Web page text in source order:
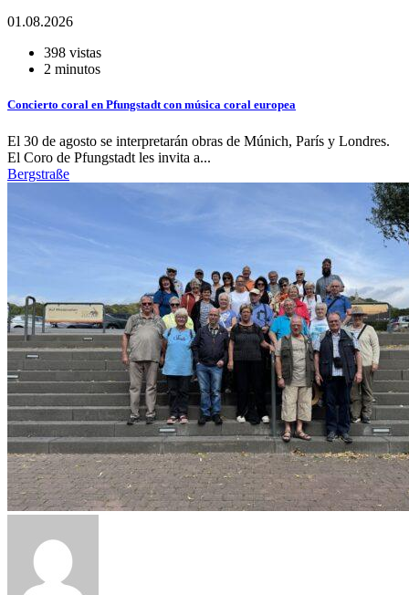
01.08.2026
398 vistas
2 minutos
Concierto coral en Pfungstadt con música coral europea
El 30 de agosto se interpretarán obras de Múnich, París y Londres.
El Coro de Pfungstadt les invita a...
Bergstraße